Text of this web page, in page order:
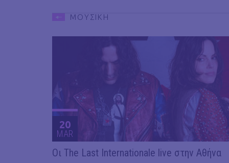
ΜΟΥΣΙΚΗ
20
MAR
Οι The Last Internationale live στην Αθήνα